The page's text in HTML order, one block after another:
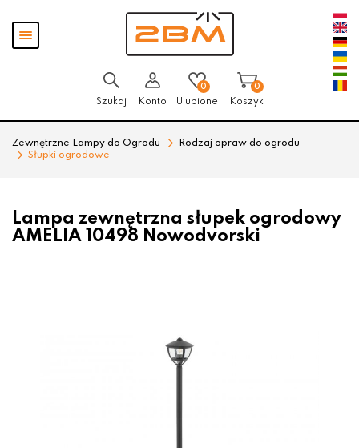
Pokaż
menu
Szukaj Konto
0
Ulubione
0
Koszyk
Zewnętrzne Lampy do Ogrodu
Rodzaj opraw do ogrodu
Słupki ogrodowe
Lampa zewnętrzna słupek ogrodowy
AMELIA 10498 Nowodvorski